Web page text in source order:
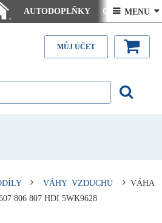
.
AUTODOPLŇKY Ceny doručení
Články - návody Kontakt
 MENU 
MŮJ ÚČET
VÁHY VZDUCHU
VÁHA
806 807 HDI 5WK9628